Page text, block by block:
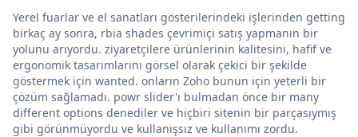
Yerel fuarlar ve el sanatları gösterilerindeki işlerinden getting
birkaç ay sonra, rbia shades çevrimiçi satış yapmanın bir
yolunu arıyordu. ziyaretçilere ürünlerinin kalitesini, hafif ve
ergonomik tasarımlarını görsel olarak çekici bir şekilde
göstermek için wanted. onların Zoho bunun için yeterli bir
çözüm sağlamadı. powr slider'ı bulmadan önce bir many
different options denediler ve hiçbiri sitenin bir parçasıymış
gibi görünmüyordu ve kullanışsız ve kullanımı zordu.